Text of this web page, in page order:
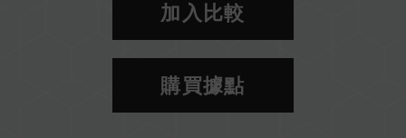
加入比較
購買據點